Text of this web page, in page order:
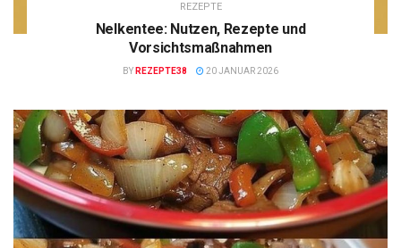
REZEPTE
Nelkentee: Nutzen, Rezepte und
Vorsichtsmaßnahmen
BY REZEPTE38 20 JANUAR 2026